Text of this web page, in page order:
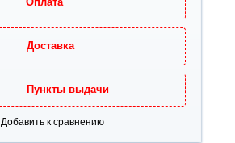
Доставка
Пункты выдачи
Добавить к сравнению